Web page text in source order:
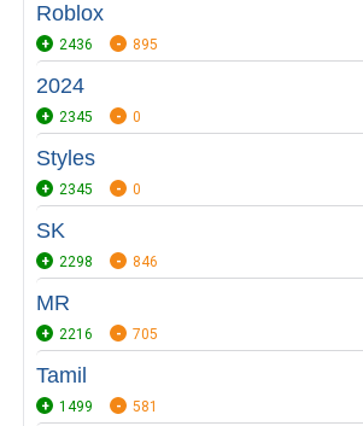
Roblox
2436 895
2024
2345 0
Styles
2345 0
SK
2298 846
MR
2216 705
Tamil
1499 581